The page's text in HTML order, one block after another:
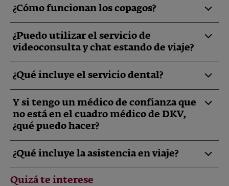
¿Cómo funcionan los copagos?
¿Puedo utilizar el servicio de
videoconsulta y chat estando de viaje?
¿Qué incluye el servicio dental?
Y si tengo un médico de confianza que
no está en el cuadro médico de DKV,
¿qué puedo hacer?
¿Qué incluye la asistencia en viaje?
Quizá te interese